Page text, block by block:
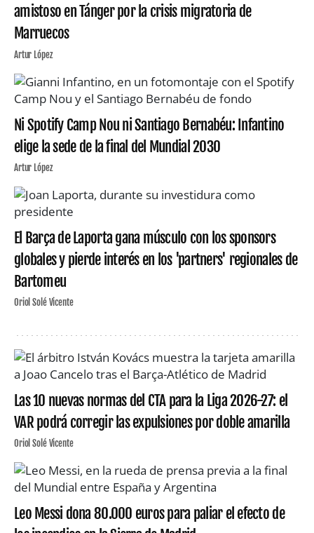
amistoso en Tánger por la crisis migratoria de
Marruecos
Artur López
Ni Spotify Camp Nou ni Santiago Bernabéu: Infantino
elige la sede de la final del Mundial 2030
Artur López
El Barça de Laporta gana músculo con los sponsors
globales y pierde interés en los 'partners' regionales de
Bartomeu
Oriol Solé Vicente
Las 10 nuevas normas del CTA para la Liga 2026-27: el
VAR podrá corregir las expulsiones por doble amarilla
Oriol Solé Vicente
Leo Messi dona 80.000 euros para paliar el efecto de